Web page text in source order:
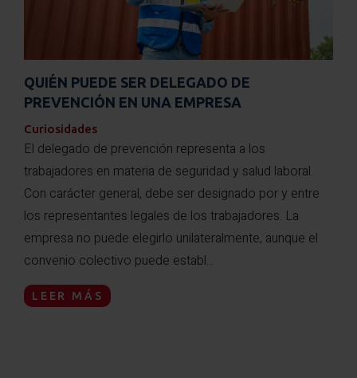
QUIÉN PUEDE SER DELEGADO DE
PREVENCIÓN EN UNA EMPRESA
Curiosidades
El delegado de prevención representa a los
trabajadores en materia de seguridad y salud laboral.
Con carácter general, debe ser designado por y entre
los representantes legales de los trabajadores. La
empresa no puede elegirlo unilateralmente, aunque el
convenio colectivo puede establ...
LEER MÁS